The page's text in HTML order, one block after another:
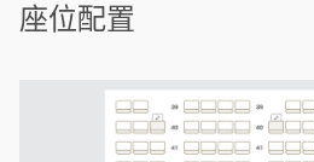
座位配置